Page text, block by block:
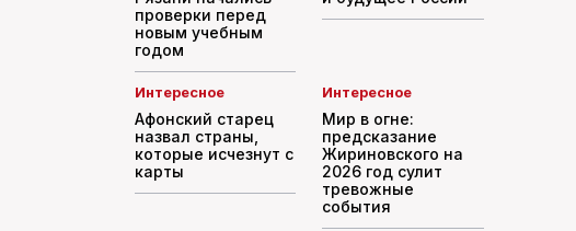
проверки перед
новым учебным
годом
Интересное
Афонский старец
назвал страны,
которые исчезнут с
карты
Интересное
Мир в огне:
предсказание
Жириновского на
2026 год сулит
тревожные
события